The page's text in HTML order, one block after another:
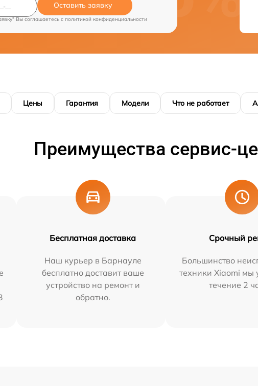
Оставить заявку
Вы соглашаетесь c политикой конфиденциальности
Цены Гарантия Модели Что не работает
Преимущества сервис-
Бесплатная доставка
Наш курьер в Барнауле
бесплатно доставит ваше
устройство на ремонт и
обратно.
Срочный
Большинство
техники Xiaomi мы
течение 2